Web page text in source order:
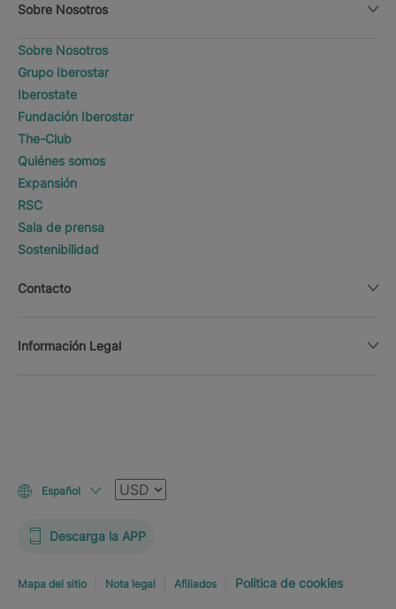
Sobre Nosotros
Sobre Nosotros
Grupo Iberostar
Iberostate
Fundación Iberostar
The-Club
Quiénes somos
Expansión
RSC
Sala de prensa
Sostenibilidad
Contacto
Información Legal
Español Moneda
Descarga la APP
Mapa del sitio Nota legal Afiliados Politica de cookies